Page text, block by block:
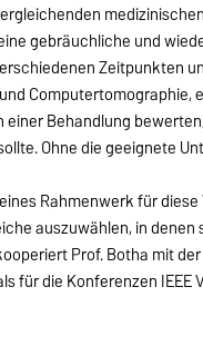
gebräuchliche und
Zeitpunkten
Computertomographie,
einer Behandlung
Ohne die geeignete
Rahmenwerk für
auszuwählen, in
Prof. Botha mit
für die Konferenzen